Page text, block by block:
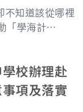
關經驗者尤
文能力者（多
面試時以英文
得申請語文加
。 電腦專
力、熟悉Offic
不知道該從哪裡
「學海計
及實習，拓展
讓更多同學深
115年9月4日
，邀請學海計
實習的精彩歷
校辦理赴
項及落實